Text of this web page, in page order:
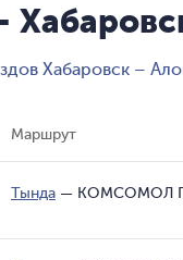
Хабаровск –
Маршрут
Тында — КОМСОМОЛ